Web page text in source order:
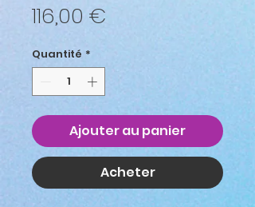
116,00 €
Quantité *
Ajouter au panier
Acheter